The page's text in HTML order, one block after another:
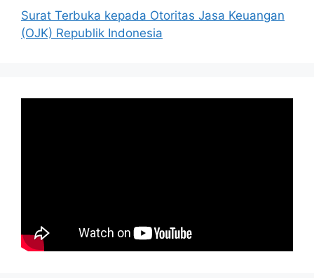
Surat Terbuka kepada Otoritas Jasa Keuangan
(OJK) Republik Indonesia